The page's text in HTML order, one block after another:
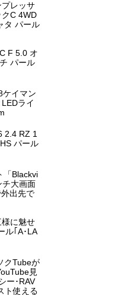
レッサ
C 4WD
タ パール
F 5.0 オ
パール
ケイマン
ライ
2.4 RZ 1
パール
「Blackvi
チ大画面
出先で
に魅せ
ル｢A･LA
クTubeが
見
ー･RAV
ト使える